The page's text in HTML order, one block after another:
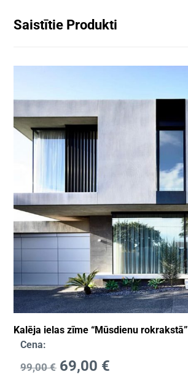
Saistītie Produkti
Kalēja ielas zīme “Mūsdienu rokrakstā”
Cena:
99,00€ 69,00 €